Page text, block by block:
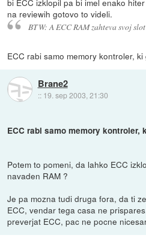
na reviewih gotovo to videli.
BTW: A ECC RAM zahteva svoj
ECC rabi samo memory kontroler,
Brane2
:: 19. sep 2003, 21:30
ECC rabi samo memory kontroler,
Potem to pomeni, da lahko ECC
navaden RAM ?
Je pa mozna tudi druga fora, da ti
ECC, vendar tega casa ne
preverjat ECC, pac ne pocne